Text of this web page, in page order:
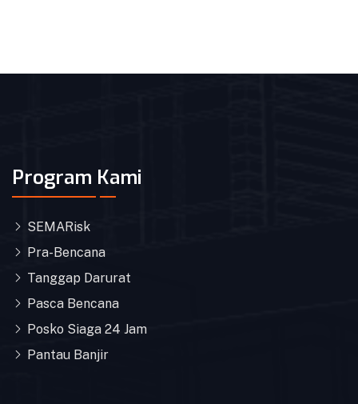
Program Kami
SEMARisk
Pra-Bencana
Tanggap Darurat
Pasca Bencana
Posko Siaga 24 Jam
Pantau Banjir